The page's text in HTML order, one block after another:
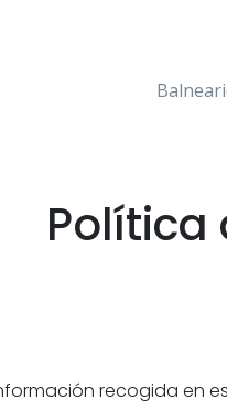
Política
recogida en